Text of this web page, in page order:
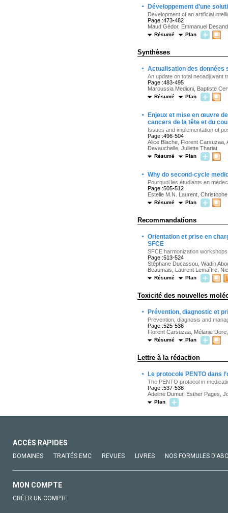
· Développement d’une
Development of an artificial
Page :473-482
Maud Gédor, Emmanuel
Résumé Plan
Synthèses
· Actualisation des données
An update on total neoadjuvant
Page :483-495
Maroussia Medioni, Baptiste
Résumé Plan
·
Enjeux et mise en œuvre
cancers de la tête et du cou
Issues and implementation of
Page :496-504
Alice Blache, Florent Carsuzaa,
Devauchelle, Juliette Thariat
Résumé Plan
· Why do second-cycle
Pourquoi les étudiants en
Page :505-512
Estelle M.N. Laurent,
Résumé Plan
Recommandations
· Orientation et prise en
SFCE
SFCE harmonization
Page :513-524
Stéphane Ducassou, Wadih
Beaumais, Laurent Lemaître,
Résumé Plan
Toxicité des nouvelles
· Prévention, diagnostic et
Prevention, diagnosis and
Page :525-536
Florent Carsuzaa, Mélanie
Résumé Plan
Lettre à la rédaction
· Le protocole PENTO dans
The PENTO protocol in
Page :537-538
Adeline Dumur, Esther Pages,
Plan
ACCÈS RAPIDES
DOMAINES TRAITÉS EMC REVUES LIVRES NOS FORMULES
MON COMPTE
CRÉER UN COMPTE